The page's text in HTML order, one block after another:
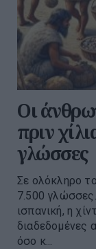
Οι
πριν
γλώσσες
Σε ολόκληρο
7.500 γλώσσες.
ισπανική, η
διαδεδομένες
όσο κ...